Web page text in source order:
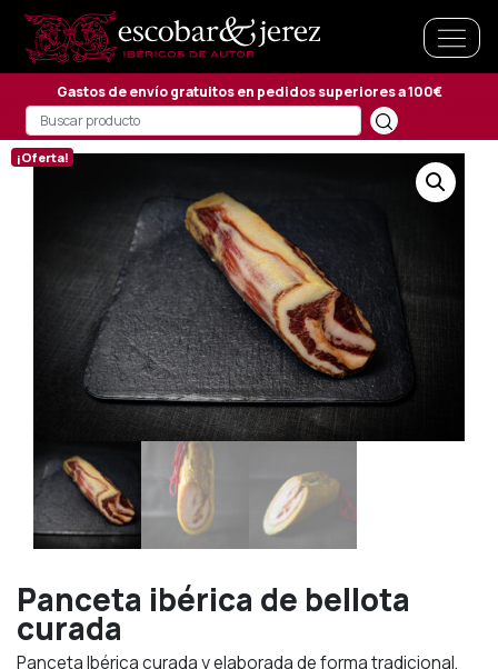
Gastos de envío gratuitos en pedidos superiores a 100€
¡Oferta!
Panceta ibérica de bellota
curada
Panceta Ibérica curada y elaborada de forma tradicional,